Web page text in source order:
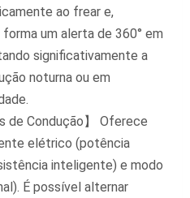
ao frear e,
um alerta de 360° em
significativamente a
noturna ou em
de Condução】 Oferece
elétrico (potência
inteligente) e modo
É possível alternar